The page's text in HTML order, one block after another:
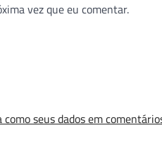
vez que eu comentar.
como seus dados em